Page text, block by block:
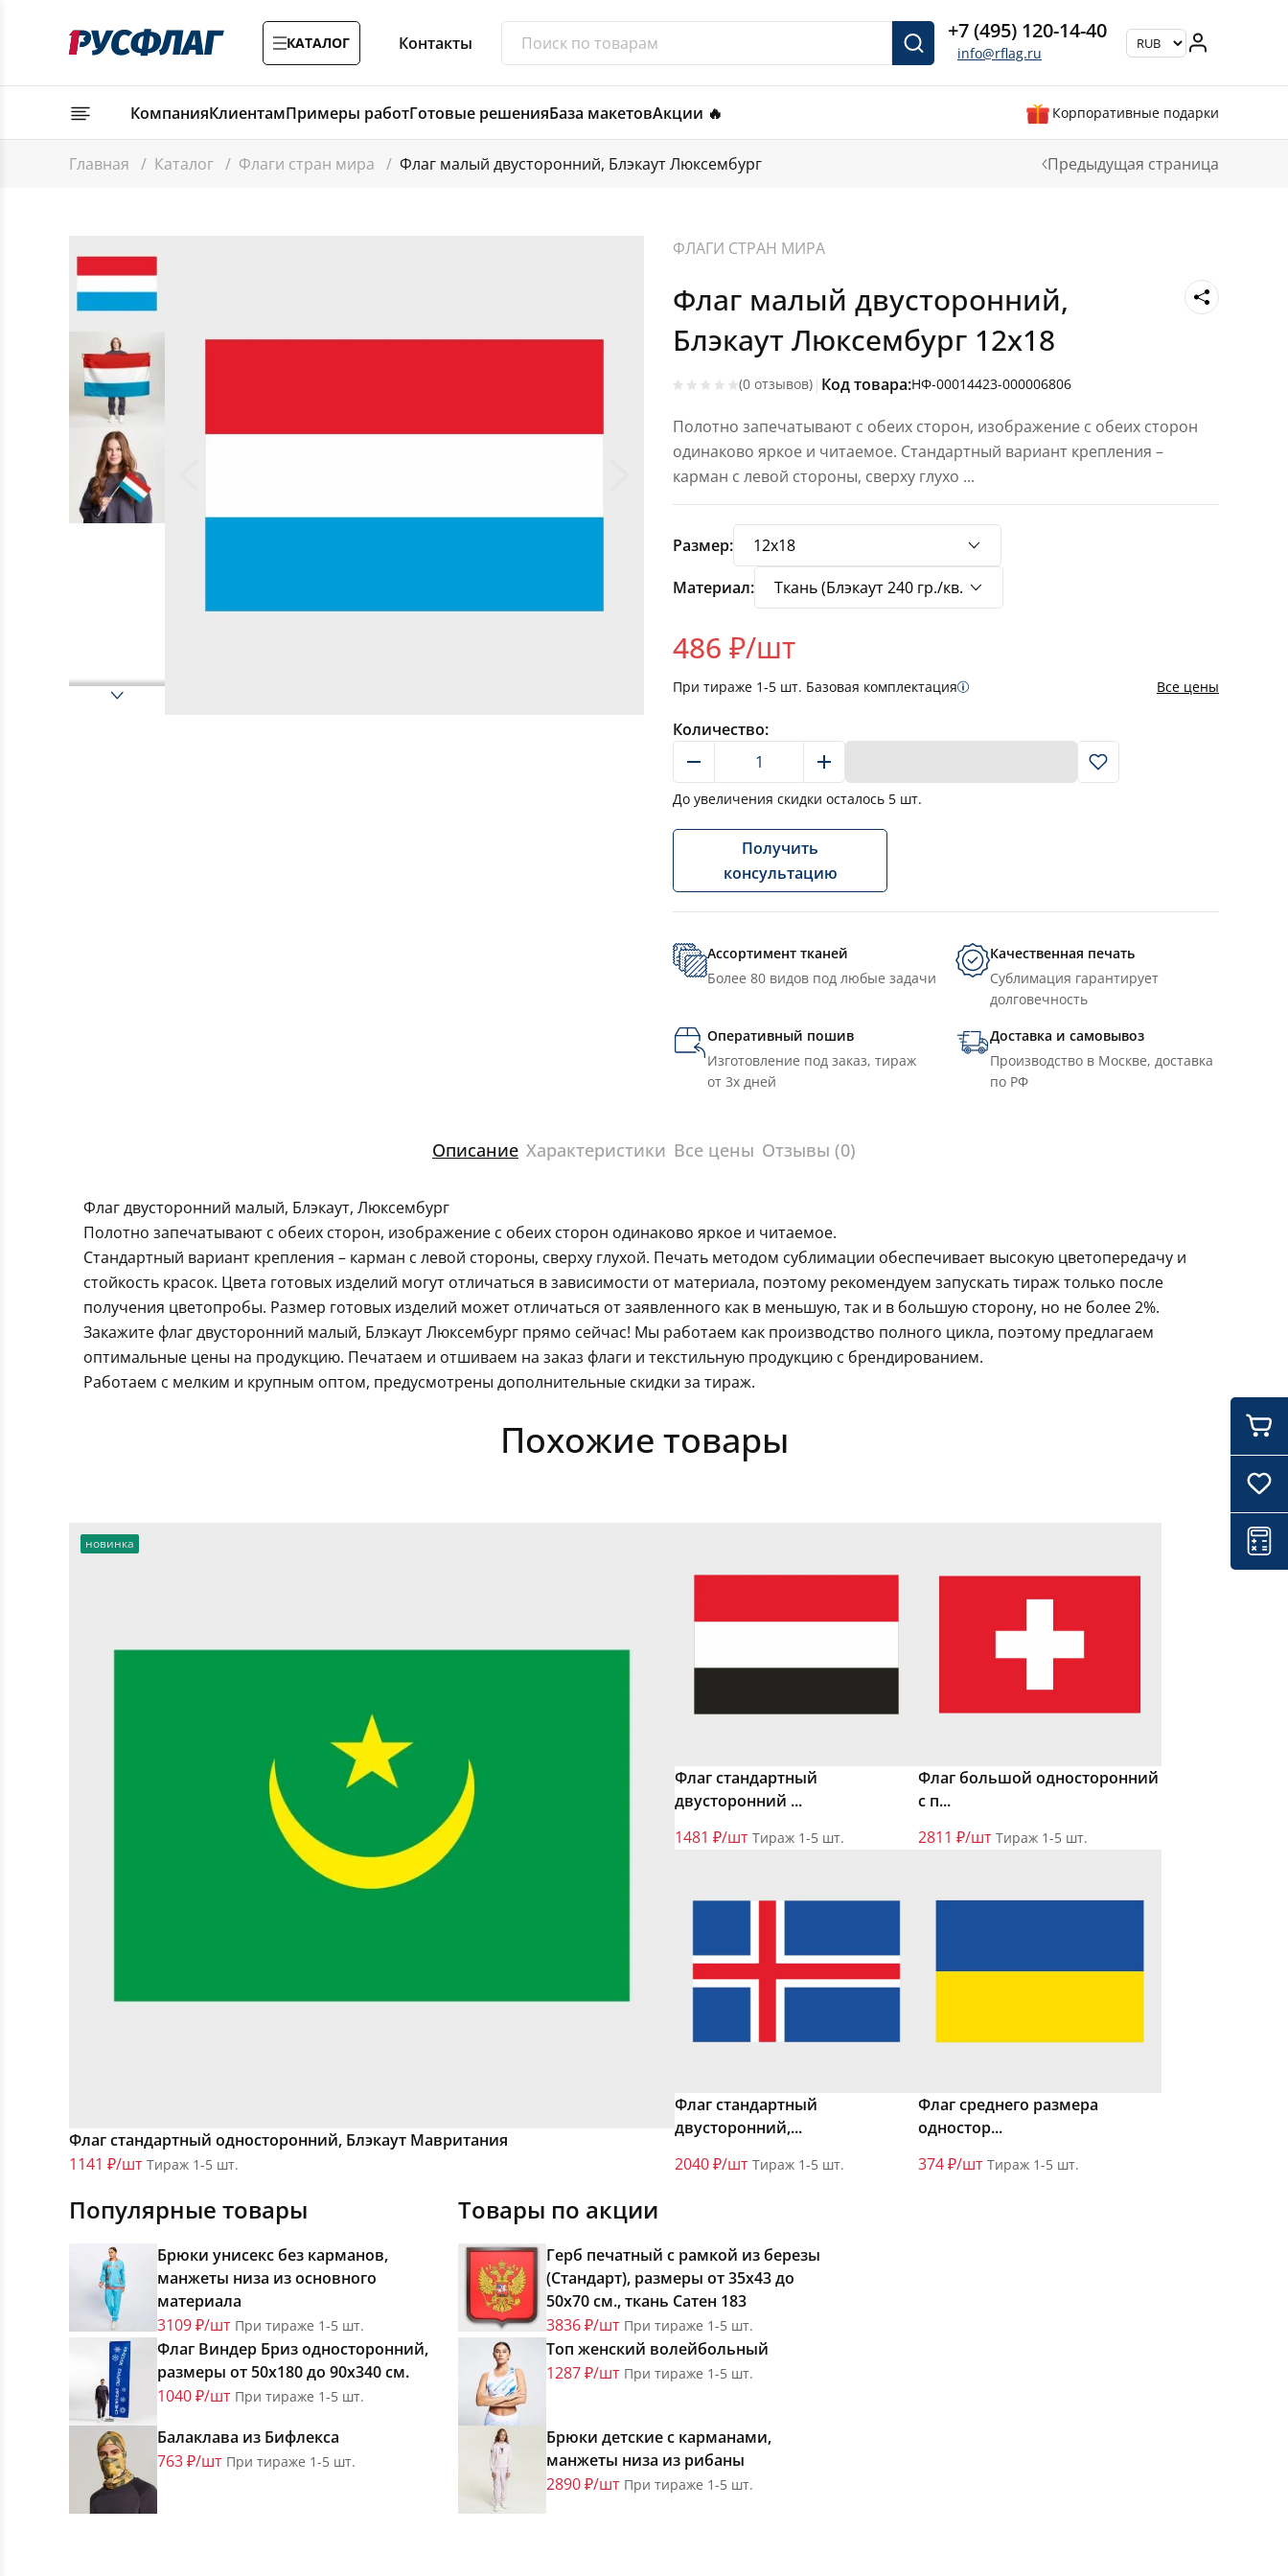
КАТАЛОГ Контакты +7 (495) 120-14-40
info@rflag.ru
КомпанияКлиентамПримеры работГотовые решенияБаза макетовАкции 🔥 Корпоративные подарки
Главная / Каталог / Флаги стран мира / Флаг малый двусторонний, Блэкаут Люксембург Предыдущая страница
ФЛАГИ СТРАН МИРА
Флаг малый двусторонний,
Блэкаут Люксембург 12х18
(0 отзывов) | Код товара:НФ-00014423-000006806
Полотно запечатывают с обеих сторон, изображение с обеих сторон
одинаково яркое и читаемое. Стандартный вариант крепления –
карман с левой стороны, сверху глухо ...
Размер:
Материал:
486 ₽/шт
При тираже 1-5 шт. Базовая комплектация Все цены
Количество:
До увеличения скидки осталось 5 шт.
Получить
консультацию
Ассортимент тканей
Более 80 видов под любые задачи
Качественная печать
Сублимация гарантирует
долговечность
Оперативный пошив
Изготовление под заказ, тираж
от 3х дней
Доставка и самовывоз
Производство в Москве, доставка
по РФ
Описание Характеристики Все цены Отзывы (0)
Флаг двусторонний малый, Блэкаут, Люксембург
Полотно запечатывают с обеих сторон, изображение с обеих сторон одинаково яркое и читаемое.
Стандартный вариант крепления – карман с левой стороны, сверху глухой. Печать методом сублимации обеспечивает высокую цветопередачу и
стойкость красок. Цвета готовых изделий могут отличаться в зависимости от материала, поэтому рекомендуем запускать тираж только после
получения цветопробы. Размер готовых изделий может отличаться от заявленного как в меньшую, так и в большую сторону, но не более 2%.
Закажите флаг двусторонний малый, Блэкаут Люксембург прямо сейчас! Мы работаем как производство полного цикла, поэтому предлагаем
оптимальные цены на продукцию. Печатаем и отшиваем на заказ флаги и текстильную продукцию с брендированием.
Работаем с мелким и крупным оптом, предусмотрены дополнительные скидки за тираж.
Похожие товары
новинка
Флаг стандартный односторонний, Блэкаут Мавритания
1141 ₽/шт Тираж 1-5 шт.
Флаг стандартный
двусторонний ...
1481 ₽/шт Тираж 1-5 шт.
Флаг большой односторонний
с п...
2811 ₽/шт Тираж 1-5 шт.
Флаг стандартный
двусторонний,...
2040 ₽/шт Тираж 1-5 шт.
Флаг среднего размера
одностор...
374 ₽/шт Тираж 1-5 шт.
Популярные товары
Брюки унисекс без карманов,
манжеты низа из основного
материала
3109 ₽/шт При тираже 1-5 шт.
Флаг Виндер Бриз односторонний,
размеры от 50х180 до 90х340 см.
1040 ₽/шт При тираже 1-5 шт.
Балаклава из Бифлекса
763 ₽/шт При тираже 1-5 шт.
Товары по акции
Герб печатный с рамкой из березы
(Стандарт), размеры от 35х43 до
50х70 см., ткань Сатен 183
3836 ₽/шт При тираже 1-5 шт.
Топ женский волейбольный
1287 ₽/шт При тираже 1-5 шт.
Брюки детские с карманами,
манжеты низа из рибаны
2890 ₽/шт При тираже 1-5 шт.